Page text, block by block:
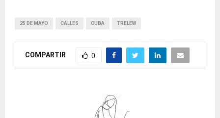
25 DE MAYO CALLES CUBA TRELEW
COMPARTIR 0